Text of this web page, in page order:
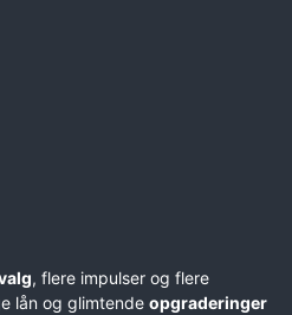
, flere impulser og flere
lån og glimtende opgraderinger